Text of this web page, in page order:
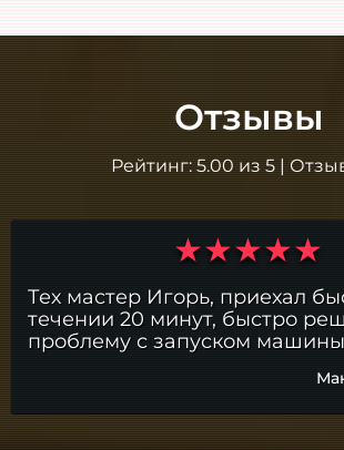
Отзывы
Рейтинг:5.00 из 5|
Тех мастер Игорь, приехал
течении 20 минут, быстро
проблему с запуском машины